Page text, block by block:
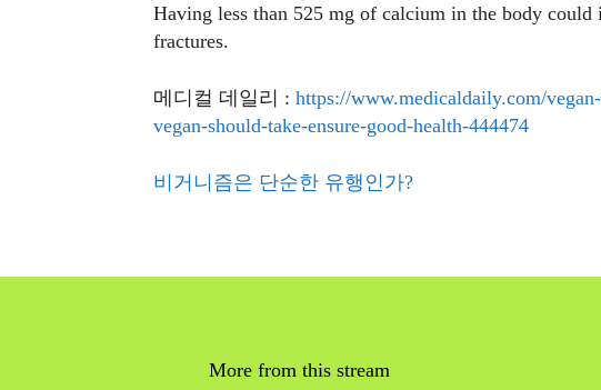
Having less than 525 mg of calcium in the body could
fractures.
메디컬 데일리 : https://www.medicaldaily.com/
vegan-should-take-ensure-good-health-444474
비거니즘은 단순한 유행인가?
More from this stream